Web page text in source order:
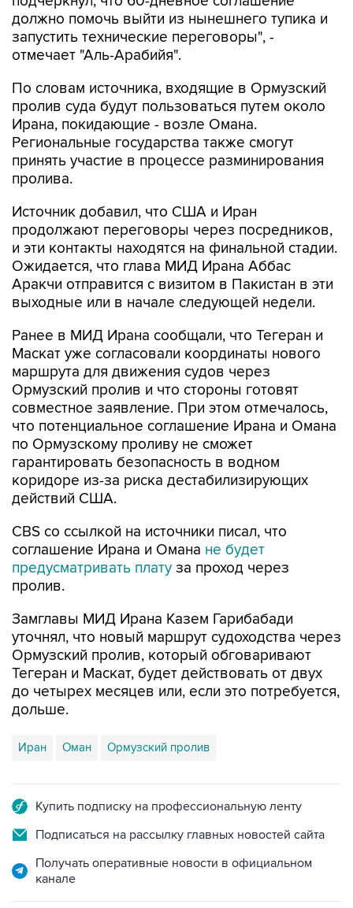
запустить технические переговоры", -
отмечает "Аль-Арабийя".
По словам источника, входящие в Ормузский
Ирана, покидающие - возле Омана.
Региональные государства также смогут
принять участие в процессе разминирования
пролива.
Источник добавил, что США и Иран
и эти контакты находятся на финальной стадии.
Ожидается, что глава МИД Ирана Аббас
Аракчи отправится с визитом в Пакистан в эти
выходные или в начале следующей недели.
Ранее в МИД Ирана сообщали, что Тегеран и
маршрута для движения судов через
Ормузский пролив и что стороны готовят
совместное заявление. При этом отмечалось,
что потенциальное соглашение Ирана и Омана
по Ормузскому проливу не сможет
гарантировать безопасность в водном
коридоре из-за риска дестабилизирующих
действий США.
CBS со ссылкой на источники писал, что
предусматривать платуза проход через
пролив.
Замглавы МИД Ирана Казем Гарибабади
Ормузский пролив, который обговаривают
Тегеран и Маскат, будет действовать от двух
до четырех месяцев или, если это потребуется,
дольше.
Иран Оман
Подписаться на рассылку главных новостей сайта
Получать оперативные новости в официальном
НОВОСТИ ПО ТЕМЕ